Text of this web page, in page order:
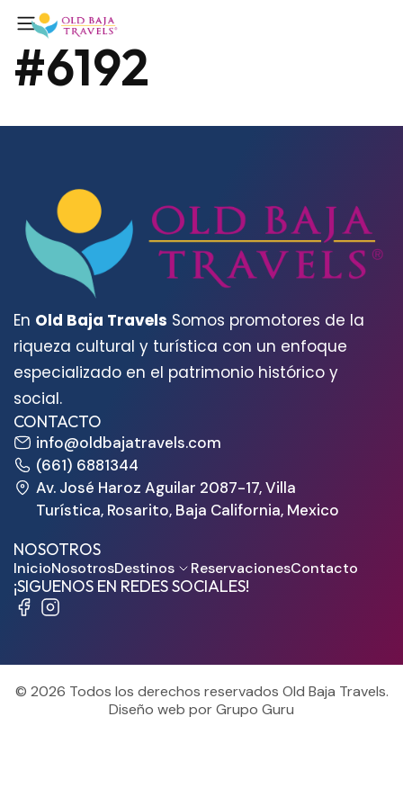
#6192
En Old Baja Travels Somos promotores de la
riqueza cultural y turística con un enfoque
especializado en el patrimonio histórico y
social.
CONTACTO
info@oldbajatravels.com
(661) 6881344
Av. José Haroz Aguilar 2087-17, Villa
Turística, Rosarito, Baja California, Mexico
NOSOTROS
InicioNosotrosDestinos ReservacionesContacto
¡SIGUENOS EN REDES SOCIALES!
© 2026 Todos los derechos reservados Old Baja Travels.
Diseño web por Grupo Guru